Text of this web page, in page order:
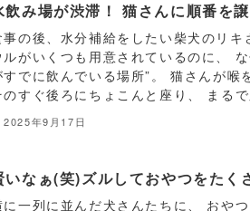
飲み場が渋滞！ 猫さんに順番を
事の後、水分補給をしたい柴犬のリ
ルがいくつも用意されているのに、
すでに飲んでいる場所”。 猫さんが喉
のすぐ後ろにちょこんと座り、 まる
2025年9月17日
いなぁ(笑)ズルしておやつをたく
に一列に並んだ犬さんたちに、 おや